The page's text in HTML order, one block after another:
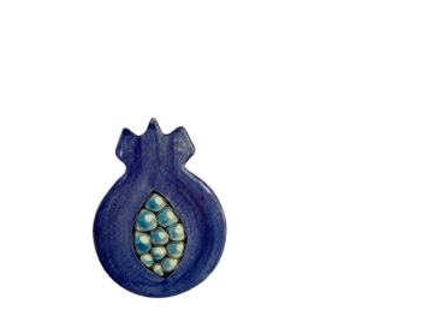
Სრულად Ნახვა